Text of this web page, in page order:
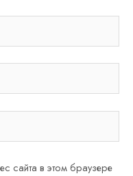
сайта в этом браузере